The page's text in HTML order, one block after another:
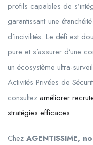
profils capables de
garantissant une
d’incivilités. Le défi est
pure et s’assurer d’une
un écosystème ultra-
Activités Privées de
consultez améliorer
stratégies efficaces.
Chez AGENTISSIME,